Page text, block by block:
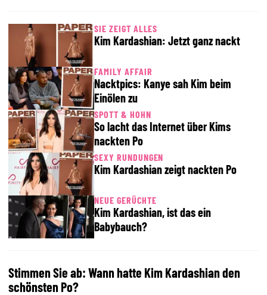
SIE ZEIGT ALLES
Kim Kardashian: Jetzt ganz nackt
FAMILY AFFAIR
Nacktpics: Kanye sah Kim beim
Einölen zu
SPOTT & HOHN
So lacht das Internet über Kims
nackten Po
SEXY RUNDUNGEN
Kim Kardashian zeigt nackten Po
NEUE GERÜCHTE
Kim Kardashian, ist das ein
Babybauch?
Stimmen Sie ab: Wann hatte Kim Kardashian den
schönsten Po?